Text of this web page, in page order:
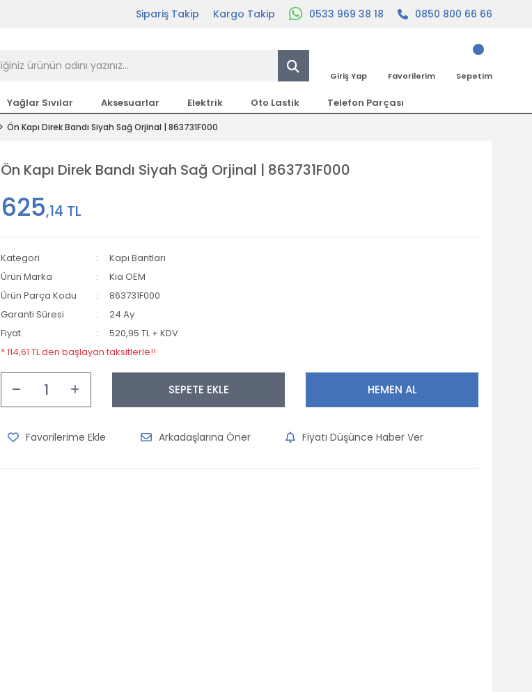
Sipariş Takip Kargo Takip 0533 969 38 18 0850 800 66 66
Giriş Yap Favorilerim Sepetim
Yağlar Sıvılar Aksesuarlar Elektrik Oto Lastik Telefon Parçası
Ön Kapı Direk Bandı Siyah Sağ Orjinal | 863731F000
Ön Kapı Direk Bandı Siyah Sağ Orjinal | 863731F000
625,14 TL
Kategori
Kapı Bantları
Ürün Marka
Kia OEM
Ürün Parça Kodu
863731F000
Garanti Süresi
24 Ay
Fiyat
520,95 TL + KDV
* 114,61 TL den başlayan taksitlerle!!
SEPETE EKLE HEMEN AL
Arkadaşlarına Öner Fiyatı Düşünce Haber Ver